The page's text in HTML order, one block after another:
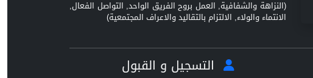
(النزاهة والشفافية, العمل بروح الفريق الواحد, التواصل الفعال,
الانتماء والولاء, الالتزام بالتقاليد والاعراف المجتمعية)
التسجيل و القبول